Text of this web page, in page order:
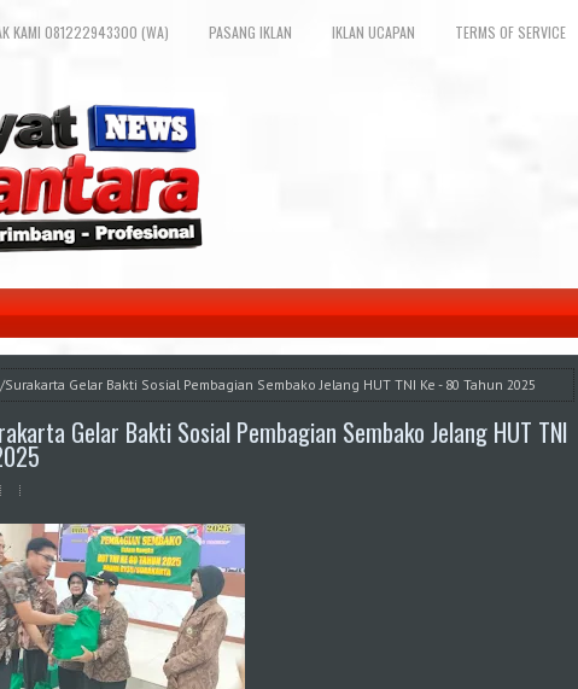
KAMI 081222943300 (WA) PASANG IKLAN IKLAN UCAPAN TERMS OF SERVICE
Surakarta Gelar Bakti Sosial Pembagian Sembako Jelang HUT TNI Ke - 80 Tahun 2025
Gelar Bakti Sosial Pembagian Sembako Jelang HUT TNI